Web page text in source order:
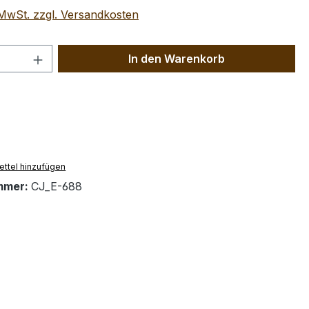
zzgl. Versandkosten
Anzahl: Gib den gewünschten Wert
In den Warenkorb
hinzufügen
CJ_E-688